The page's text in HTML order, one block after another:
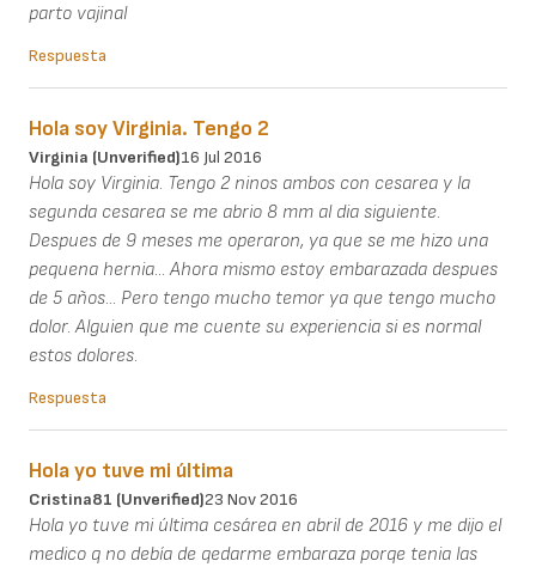
parto vajinal
Respuesta
Hola soy Virginia. Tengo 2
Virginia (unverified)16 Jul 2016
Hola soy Virginia. Tengo 2 ninos ambos con cesarea y la
segunda cesarea se me abrio 8 mm al dia siguiente.
Despues de 9 meses me operaron, ya que se me hizo una
pequena hernia... Ahora mismo estoy embarazada despues
de 5 años... Pero tengo mucho temor ya que tengo mucho
dolor. Alguien que me cuente su experiencia si es normal
estos dolores.
Respuesta
Hola yo tuve mi última
Cristina81 (unverified)23 Nov 2016
Hola yo tuve mi última cesárea en abril de 2016 y me dijo el
medico q no debía de qedarme embaraza porqe tenia las